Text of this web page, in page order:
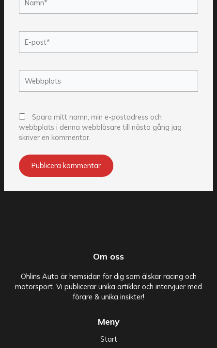
post*
Spara mitt namn, min e-postadress och
webbplats i denna webbläsare till nästa gång jag
skriver en kommentar.
Om oss
Ohlins Auto är hemsidan för dig som älskar racing och
motorsport. Vi publicerar unika artiklar och intervjuer med
förare & unika insikter!
Meny
Start